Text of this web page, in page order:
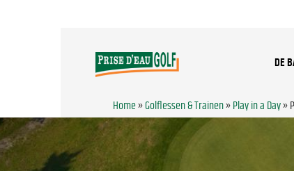
DE
Home» Golflessen & Trainen» Play in a Day»